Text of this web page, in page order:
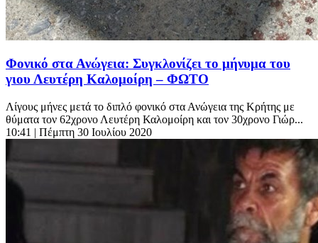
Φονικό στα Ανώγεια: Συγκλονίζει το μήνυμα του
γιου Λευτέρη Καλομοίρη – ΦΩΤΟ
Λίγους μήνες μετά το διπλό φονικό στα Ανώγεια της Κρήτης με
θύματα τον 62χρονο Λευτέρη Καλομοίρη και τον 30χρονο Γιώρ...
10:41 | Πέμπτη 30 Ιουλίου 2020